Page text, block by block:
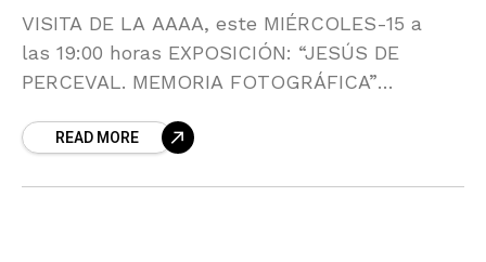
VISITA DE LA AAAA, este MIÉRCOLES-15 a
las 19:00 horas EXPOSICIÓN: “JESÚS DE
PERCEVAL. MEMORIA FOTOGRÁFICA”
guía: MARÍA DOLORES DURÁN, profesora de
READ MORE